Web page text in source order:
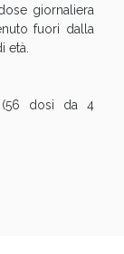
giornaliera
fuori dalla
età.
dosi da 4